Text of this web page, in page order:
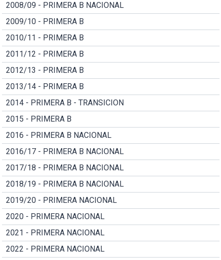
2008/09 - PRIMERA B NACIONAL
2009/10 - PRIMERA B
2010/11 - PRIMERA B
2011/12 - PRIMERA B
2012/13 - PRIMERA B
2013/14 - PRIMERA B
2014 - PRIMERA B - TRANSICION
2015 - PRIMERA B
2016 - PRIMERA B NACIONAL
2016/17 - PRIMERA B NACIONAL
2017/18 - PRIMERA B NACIONAL
2018/19 - PRIMERA B NACIONAL
2019/20 - PRIMERA NACIONAL
2020 - PRIMERA NACIONAL
2021 - PRIMERA NACIONAL
2022 - PRIMERA NACIONAL